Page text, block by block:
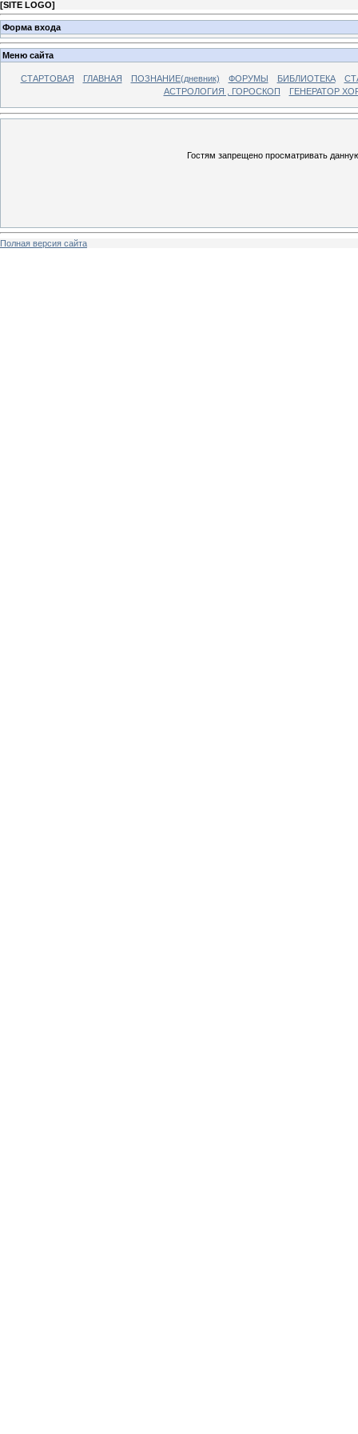
[SITE LOGO]
Форма входа
Меню сайта
СТАРТОВАЯ ГЛАВНАЯ ПОЗНАНИЕ(дневник) ФОРУМЫ БИБЛИОТЕКА
АСТРОЛОГИЯ , ГОРОСКОП
ГЕНЕРАТОР
Гостям запрещено просматривать
Полная версия сайта